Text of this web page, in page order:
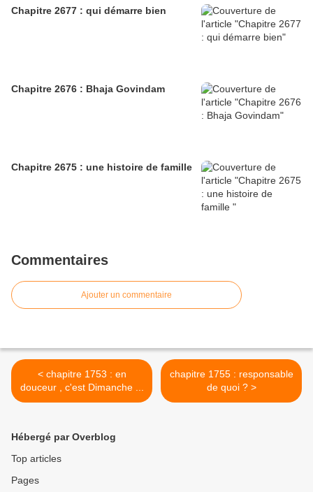
Chapitre 2677 : qui démarre bien
Chapitre 2676 : Bhaja Govindam
Chapitre 2675 : une histoire de famille
Commentaires
Ajouter un commentaire
< chapitre 1753 : en
douceur , c'est Dimanche ...
chapitre 1755 : responsable
de quoi ? >
Hébergé par Overblog
Top articles
Pages